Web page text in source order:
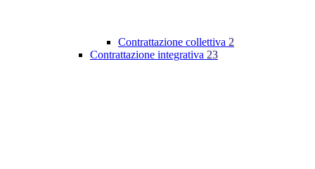
Contrattazione collettiva 2
Contrattazione integrativa 23